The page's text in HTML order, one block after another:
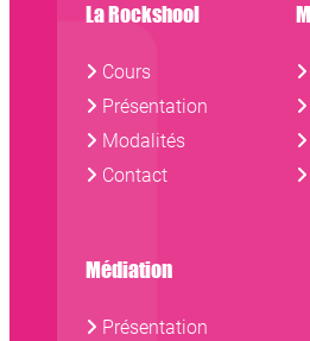
La Rockshool
Cours
Présentation
Modalités
Contact
Médiation
Présentation